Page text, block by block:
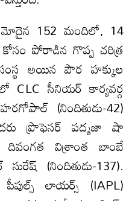
152 మందిలో, 14
పోరాడిన గొప్ప చరిత్ర
అయిన పౌర హక్కుల
CLC సీనియర్ కార్యవర్గ
(నిందితుడు-42)
ప్రొఫెసర్ పద్మజా షా
విశ్రాంత బాంబే
(నిందితుడు-137).
లాయర్స్ (IAPL)